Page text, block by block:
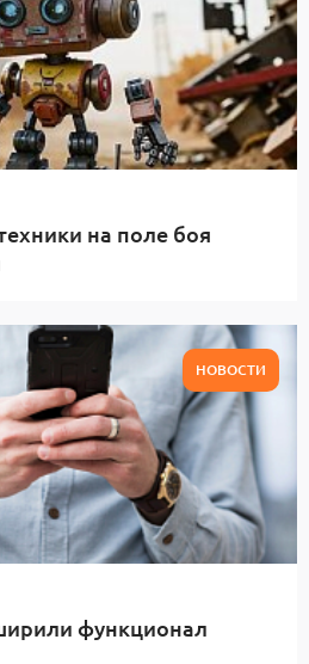
на поле боя
НОВОСТИ
функционал